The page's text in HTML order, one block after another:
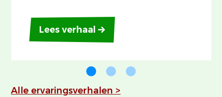
een batterij aan
hulpverleners om haar
heen heeft staan. Schulden,
woonproblemen,
relatieproblemen, hoge
Lees verhaal
Alle ervaringsverhalen >